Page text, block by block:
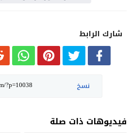
شارك الرابط
نسخ
فيديوهات ذات صلة